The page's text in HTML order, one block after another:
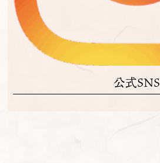
公式SNS